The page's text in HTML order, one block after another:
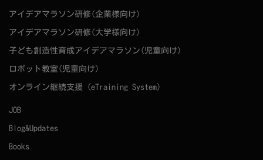
アイデアマラソン研修(企業様向け)
アイデアマラソン研修(大学様向け)
子ども創造性育成アイデアマラソン(児童向け)
ロボット教室(児童向け)
オンライン継続支援（eTraining System）
JOB
Blog&Updates
Books